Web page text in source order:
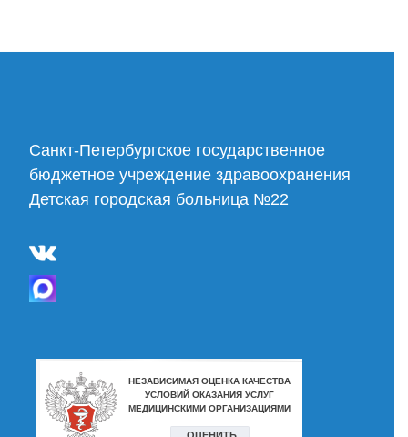
Cанкт-Петербургское государственное
бюджетное учреждение здравоохранения
Детская городская больница №22